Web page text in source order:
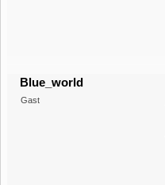
Blue_world
Gast